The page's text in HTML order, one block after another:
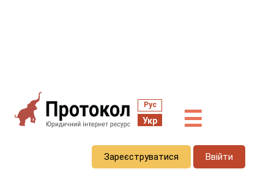
Рус
Укр ☰
Зареєструватися Ввійти